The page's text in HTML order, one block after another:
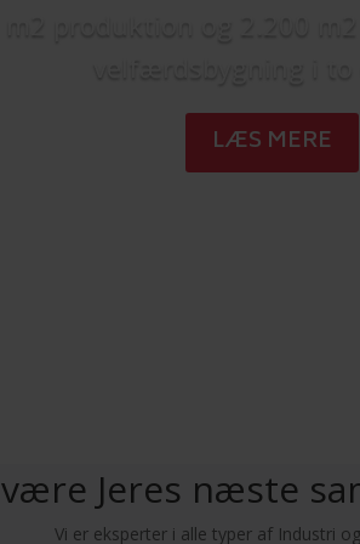
LÆS MERE
være Jeres næste
Vi er eksperter i alle typer af Industri